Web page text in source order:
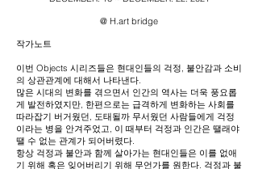
@ H.art bridge
작가노트
이번 Objects 시리즈들은 현대인들의 걱정, 불안감과 소비
의 상관관계에 대해서 나타낸다.
많은 시대의 변화를 겪으면서 인간의 역사는 더욱 풍요롭
게 발전하였지만, 한편으로는 급격하게 변화하는 사회를
따라잡기 버거웠던, 도태될까 무서웠던 사람들에게 걱정
이라는 병을 안겨주었고, 이 때부터 걱정과 인간은 땔래야
땔 수 없는 관계가 되어버렸다.
항상 걱정과 불안과 함께 살아가는 현대인들은 이를 없애
기 위해 혹은 잊어버리기 위해 무언가를 원한다. 걱정과 불